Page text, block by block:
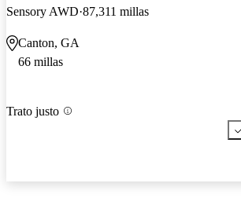
Sensory AWD 87,311 millas
Canton, GA
66 millas
Trato justo